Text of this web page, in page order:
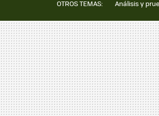
OTROS TEMAS: Análisis y